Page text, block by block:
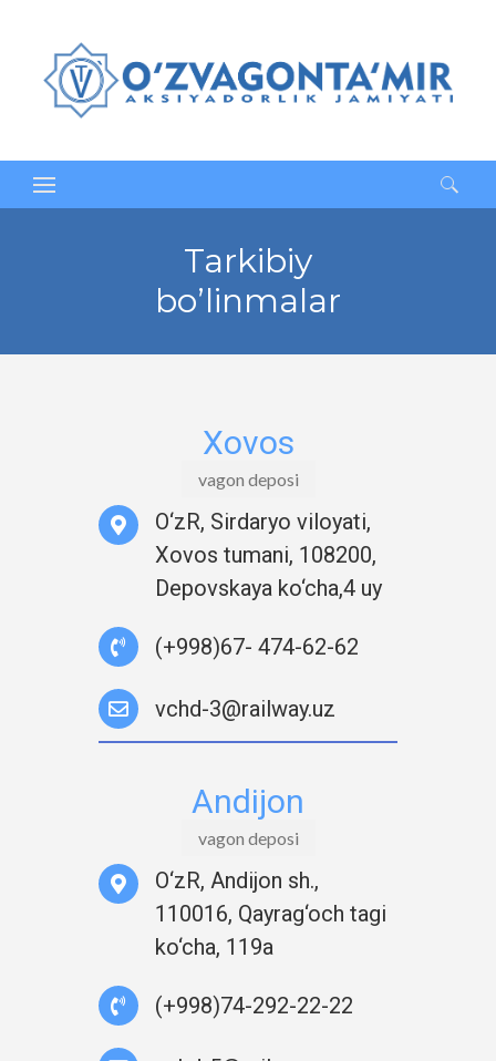
Qidirshish:
Tarkibiy
bo’linmalar
Xovos
vagon deposi
O‘zR, Sirdaryo viloyati,
Хovos tumani, 108200,
Depovskaya ko‘cha,4 uy
(+998)67- 474-62-62
vchd-3@railway.uz
Andijon
vagon deposi
O‘zR, Andijon sh.,
110016, Qayrag‘och tagi
ko‘cha, 119а
(+998)74-292-22-22